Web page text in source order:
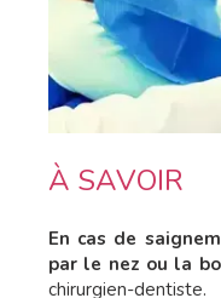
À SAVOIR
En cas de
par le nez ou la
chirurgien-dentiste.